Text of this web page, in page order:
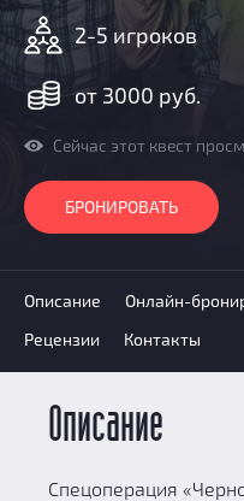
Новости
Добавить квест
Партнерам
2-5 игроков
от 3000 руб.
Сейчас этот квест
БРОНИРОВАТЬ
Описание Онлайн-
Рецензии Контакты
Описание
Спецоперация